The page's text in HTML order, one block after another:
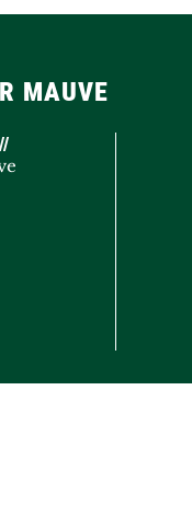
MAUVE
RIGHTS RESERVED